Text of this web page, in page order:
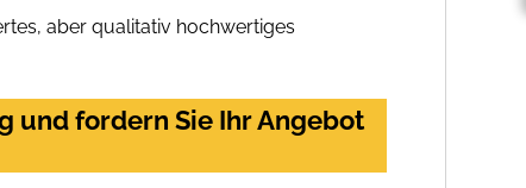
aber qualitativ hochwertiges
und fordern Sie Ihr Angebot